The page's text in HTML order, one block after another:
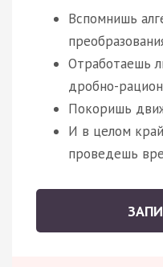
Вспомнишь
Отработаешь
дробно-
Покоришь
И в целом
проведешь